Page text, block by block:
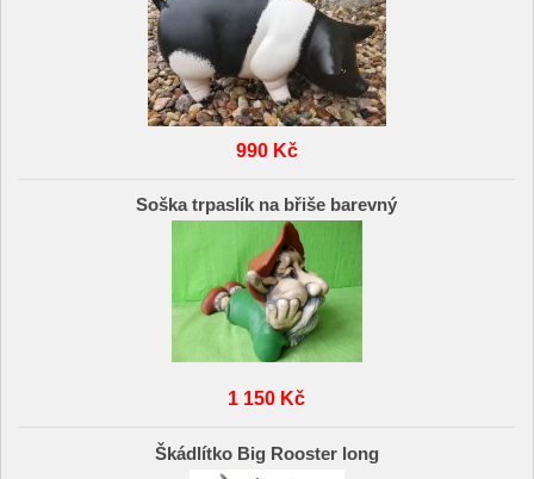
990 Kč
Soška trpaslík na břiše barevný
1 150 Kč
Škádlítko Big Rooster long